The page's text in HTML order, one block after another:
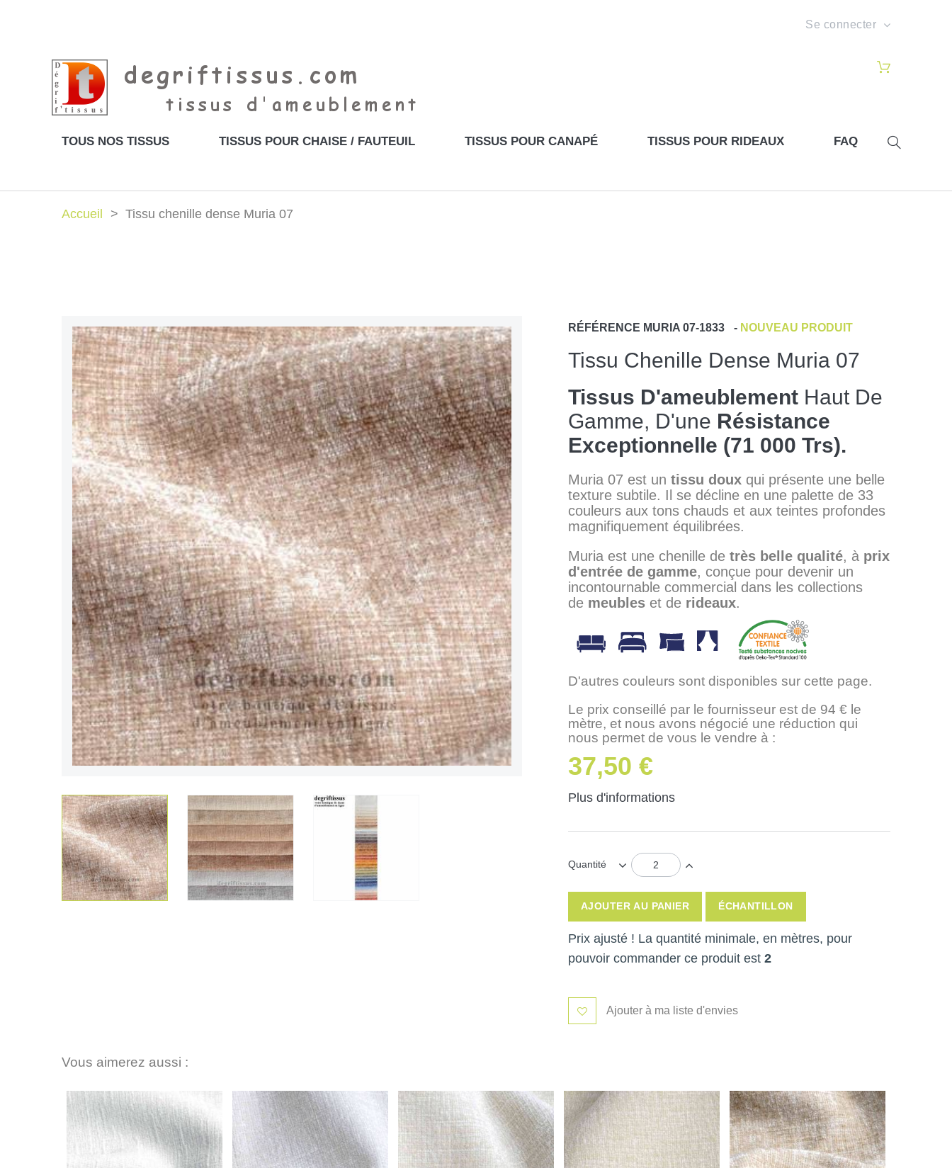
Se connecter
TOUS NOS TISSUS TISSUS POUR CHAISE / FAUTEUIL TISSUS POUR CANAPÉ TISSUS POUR RIDEAUX FAQ
Accueil Tissu chenille dense Muria 07
RÉFÉRENCE MURIA 07-1833 - NOUVEAU PRODUIT
Tissu Chenille Dense Muria 07
Tissus D'ameublementHaut De
Gamme, D'une Résistance
Exceptionnelle (71 000 Trs).
Muria 07 est un tissu douxqui présente une belle
texture subtile. Il se décline en une palette de 33
couleurs aux tons chauds et aux teintes profondes
magnifiquement équilibrées.
Muria est une chenille de très belle qualité, à prix
d'entrée de gamme, conçue pour devenir un
incontournable commercial dans les collections
de meubleset de rideaux.
D'autres couleurs sont disponibles sur cette page.
Le prix conseillé par le fournisseur est de 94 € le
mètre, et nous avons négocié une réduction qui
nous permet de vous le vendre à :
37,50 €
Plus d'informations
Quantité
AJOUTER AU PANIER ÉCHANTILLON
Prix ajusté ! La quantité minimale, en mètres, pour
pouvoir commander ce produit est 2
Ajouter à ma liste d'envies
Vous aimerez aussi :